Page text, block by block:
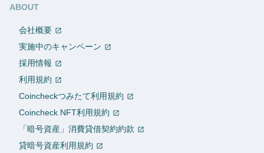
ABOUT
会社概要
実施中のキャンペーン
採用情報
利用規約
Coincheckつみたて利用規約
Coincheck NFT利用規約
「暗号資産」消費貸借契約約款
貸暗号資産利用規約